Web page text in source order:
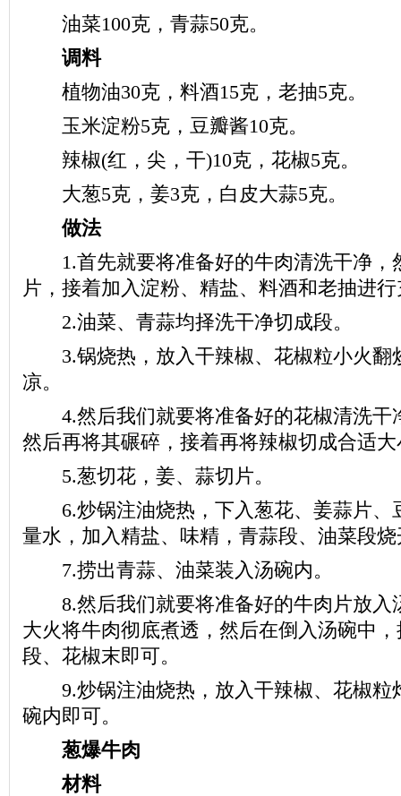
油菜100克，青蒜50克。
调料
植物油30克，料酒15克，老抽5克。
玉米淀粉5克，豆瓣酱10克。
辣椒(红，尖，干)10克，花椒5克。
大葱5克，姜3克，白皮大蒜5克。
做法
1.首先就要将准备好的牛肉清洗干净，
片，接着加入淀粉、精盐、料酒和老抽进
2.油菜、青蒜均择洗干净切成段。
3.锅烧热，放入干辣椒、花椒粒小火翻
凉。
4.然后我们就要将准备好的花椒清洗干
然后再将其碾碎，接着再将辣椒切成合适
5.葱切花，姜、蒜切片。
6.炒锅注油烧热，下入葱花、姜蒜片、
量水，加入精盐、味精，青蒜段、油菜段
7.捞出青蒜、油菜装入汤碗内。
8.然后我们就要将准备好的牛肉片放入
大火将牛肉彻底煮透，然后在倒入汤碗中
段、花椒末即可。
9.炒锅注油烧热，放入干辣椒、花椒粒
碗内即可。
葱爆牛肉
材料